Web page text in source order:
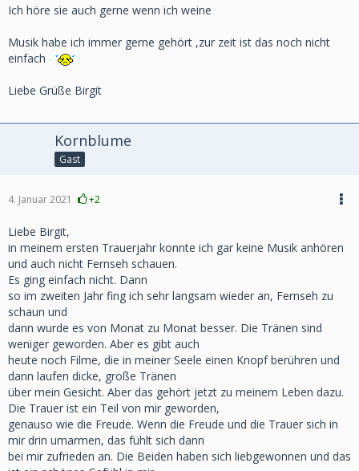
Ich höre sie auch gerne wenn ich weine
Musik habe ich immer gerne gehört ,zur zeit ist das noch nicht
einfach
Liebe Grüße Birgit
Kornblume
Gast
4. Januar 2021 +2
Liebe Birgit,
in meinem ersten Trauerjahr konnte ich gar keine Musik anhören
und auch nicht Fernseh schauen.
Es ging einfach nicht. Dann
so im zweiten Jahr fing ich sehr langsam wieder an, Fernseh zu
schaun und
dann wurde es von Monat zu Monat besser. Die Tränen sind
weniger geworden. Aber es gibt auch
heute noch Filme, die in meiner Seele einen Knopf berühren und
dann laufen dicke, große Tränen
über mein Gesicht. Aber das gehört jetzt zu meinem Leben dazu.
Die Trauer ist ein Teil von mir geworden,
genauso wie die Freude. Wenn die Freude und die Trauer sich in
mir drin umarmen, das fühlt sich dann
bei mir zufrieden an. Die Beiden haben sich liebgewonnen und das